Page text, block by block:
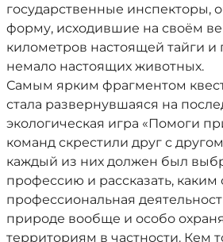
государственные инспекторы,
форму, исходившие на своём
километров настоящей тайги и
немало настоящих животных.
Самым ярким фрагментом
стала развернувшаяся на
экологическая игра «Помоги
команд скрестили друг с
каждый из них должен был
профессию и рассказать, каким
профессиональная
природе вообще и особо
территориям в частности. Кем